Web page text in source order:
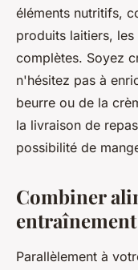
éléments nutritifs,
produits laitiers, les
complètes. Soyez
n'hésitez pas à
beurre ou de la
la livraison de
possibilité de
Combiner
entraînement
Parallèlement à